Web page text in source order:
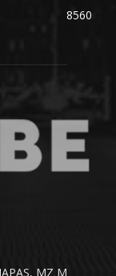
8560
MZ M